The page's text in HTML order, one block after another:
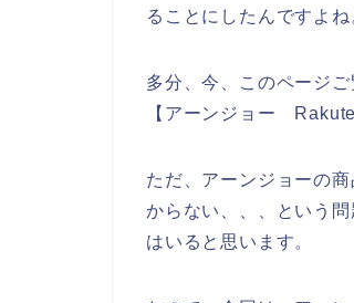
ることにしたんですよね
多分、今、このページ
【アーンジョー
ただ、アーンジョーの
からない、、、という
はいると思います。